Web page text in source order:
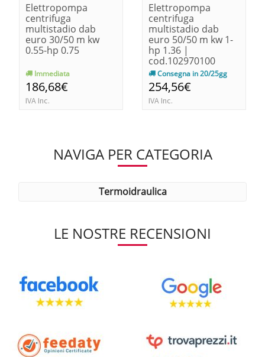
Elettropompa
centrifuga
multistadio dab
euro 30/50 m kw
0.55-hp 0.75
Immediata
186,68€
IVA Inc.
Elettropompa
centrifuga
multistadio dab
euro 50/50 m kw 1-
hp 1.36 |
cod.102970100
Consegna in 20/25gg
254,56€
IVA Inc.
NAVIGA PER CATEGORIA
termoidraulica
LE NOSTRE RECENSIONI